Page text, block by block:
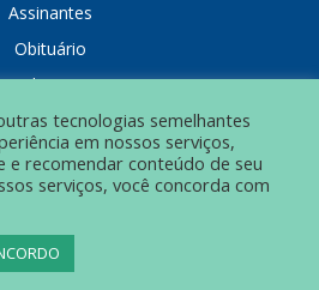
Assinantes
Obituário
Colunistas
– Todos os direitos reservados.
DE PRIVACIDADE
tecnologias semelhantes
em nossos serviços,
e recomendar conteúdo de seu
serviços, você concorda com